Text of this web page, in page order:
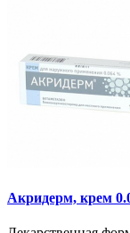
Акридерм, крем